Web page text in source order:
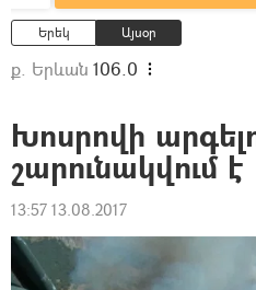
Երեկ Այսօր
ք. Երևան 106.0
Խոսրովի
շարունակվում է
13:57 13.08.2017